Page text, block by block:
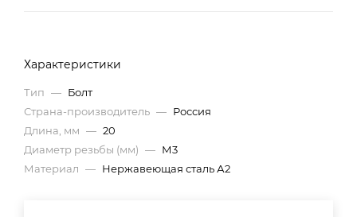
Характеристики
Тип — Болт
Страна-производитель — Россия
Длина, мм — 20
Диаметр резьбы (мм) — М3
Материал — Нержавеющая сталь А2